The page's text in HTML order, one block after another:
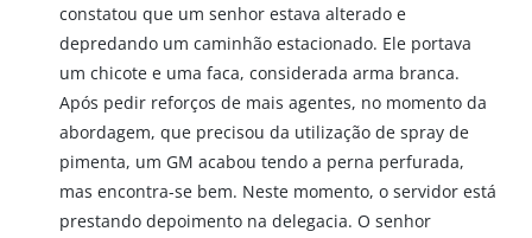
constatou que um senhor estava alterado e
depredando um caminhão estacionado. Ele portava
um chicote e uma faca, considerada arma branca.
Após pedir reforços de mais agentes, no momento da
abordagem, que precisou da utilização de spray de
pimenta, um GM acabou tendo a perna perfurada,
mas encontra-se bem. Neste momento, o servidor está
prestando depoimento na delegacia. O senhor